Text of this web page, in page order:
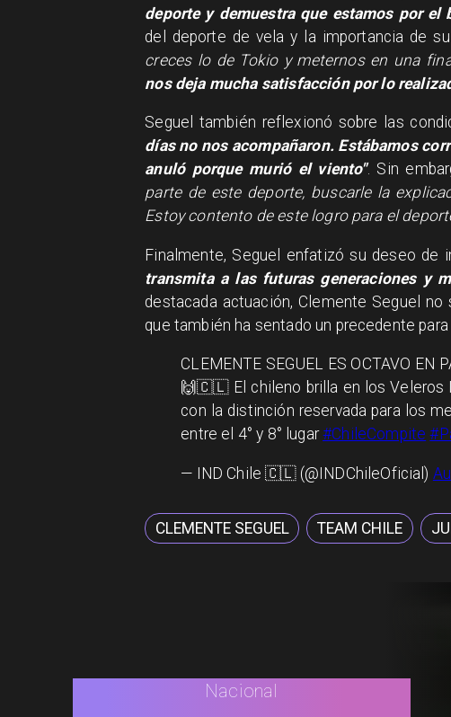
deporte y demuestra que estamos por el
del deporte de vela y la importancia de
creces lo de Tokio y meternos en una
nos deja mucha satisfacción por lo
Seguel también reflexionó sobre las
días no nos acompañaron. Estábamos
anuló porque murió el viento". Sin
parte de este deporte, buscarle la
Estoy contento de este logro para el
Finalmente, Seguel enfatizó su deseo de
transmita a las futuras generaciones y
destacada actuación, Clemente Seguel
que también ha sentado un precedente
CLEMENTE SEGUEL ES OCTAVO
🙌🇨🇱 El chileno brilla en los Veleros
con la distinción reservada para los
entre el 4° y 8° lugar#ChileCompite
— IND Chile 🇨🇱 (@INDChileOficial)
CLEMENTE SEGUEL TEAM CHILE
Nacional